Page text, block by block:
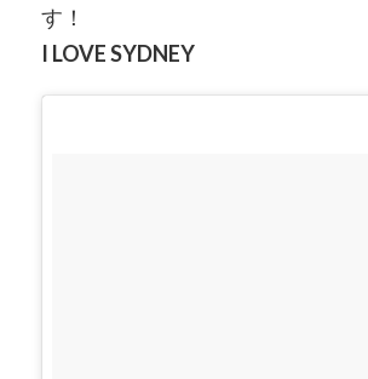
す！
I LOVE SYDNEY